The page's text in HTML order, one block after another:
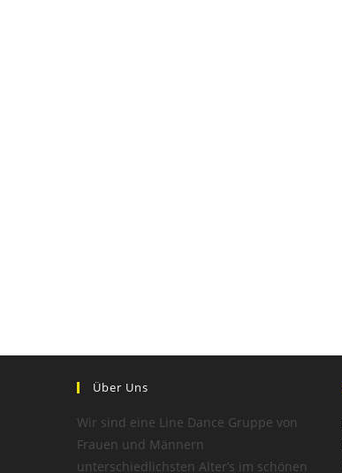
Über Uns
Wir sind eine Line Dance Gruppe von
Frauen und Männern
unterschiedlichsten Alter’s im schönen